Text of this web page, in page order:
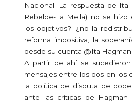
Nacional. La respuesta de
Rebelde-La Mella) no se hizo
los objetivos?; ¿no la
reforma impositiva, la
desde su cuenta @ItaiHagman.
A partir de ahí se
mensajes entre los dos en los
la política de disputa de
ante las críticas de Hagman